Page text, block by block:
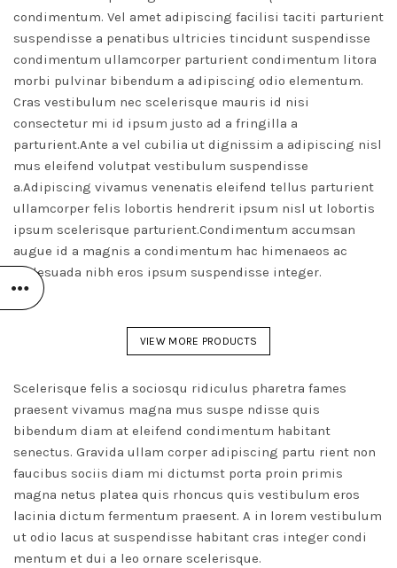
condimentum. Vel amet adipiscing facilisi taciti parturient
suspendisse a penatibus ultricies tincidunt suspendisse
condimentum ullamcorper parturient condimentum litora
morbi pulvinar bibendum a adipiscing odio elementum.
Cras vestibulum nec scelerisque mauris id nisi
consectetur mi id ipsum justo ad a fringilla a
parturient.Ante a vel cubilia ut dignissim a adipiscing nisl
mus eleifend volutpat vestibulum suspendisse
a.Adipiscing vivamus venenatis eleifend tellus parturient
ullamcorper felis lobortis hendrerit ipsum nisl ut lobortis
ipsum scelerisque parturient.Condimentum accumsan
augue id a magnis a condimentum hac himenaeos ac
malesuada nibh eros ipsum suspendisse integer.
VIEW MORE PRODUCTS
Scelerisque felis a sociosqu ridiculus pharetra fames
praesent vivamus magna mus suspe ndisse quis
bibendum diam at eleifend condimentum habitant
senectus. Gravida ullam corper adipiscing partu rient non
faucibus sociis diam mi dictumst porta proin primis
magna netus platea quis rhoncus quis vestibulum eros
lacinia dictum fermentum praesent. A in lorem vestibulum
ut odio lacus at suspendisse habitant cras integer condi
mentum et dui a leo ornare scelerisque.